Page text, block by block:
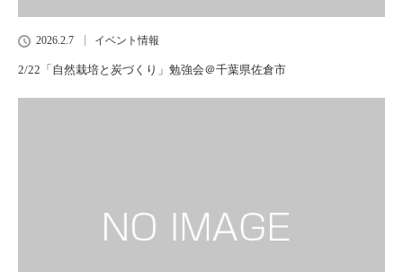
2026.2.7 イベント情報
2/22「自然栽培と炭づくり」勉強会＠千葉県佐倉市